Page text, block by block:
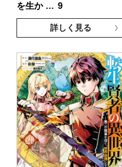
を生か … 9
詳しく見る